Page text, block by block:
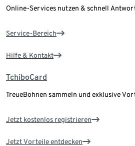
Online-Services nutzen & schnell
Service-Bereich
Hilfe & Kontakt
TchiboCard
TreueBohnen sammeln und exklusive
Jetzt kostenlos registrieren
Jetzt Vorteile entdecken